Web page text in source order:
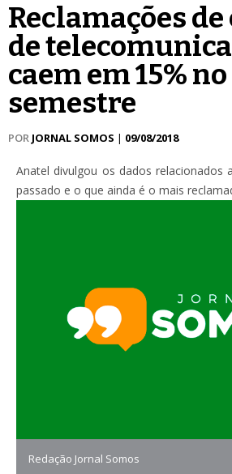
Reclamações
de
caem em 15%
semestre
POR JORNAL SOMOS | 09/08/2018
Anatel divulgou os dados relacionados
passado e o que ainda é o mais
Redação Jornal Somos